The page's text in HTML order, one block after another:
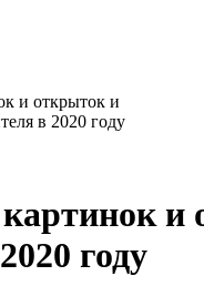
и открыток и
в 2020 году
году